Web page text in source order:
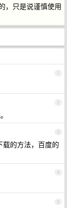
，只是说谨慎使用
1
2
3
载的方法，百度的
4
5